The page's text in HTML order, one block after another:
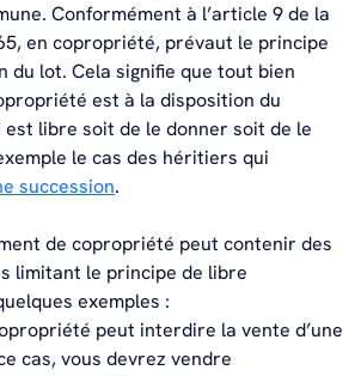
Conformément à l’article 9 de la
en copropriété, prévaut le principe
du lot. Cela signifie que tout bien
est à la disposition du
libre soit de le donner soit de le
le cas des héritiers qui
succession.
de copropriété peut contenir des
limitant le principe de libre
exemples :
peut interdire la vente d’une
cas, vous devrez vendre